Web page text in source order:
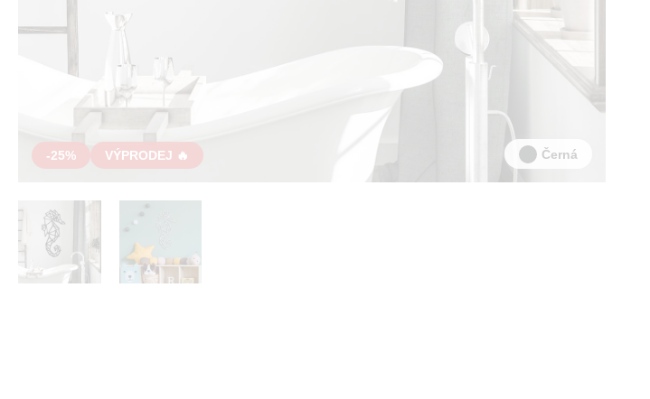
-25% VÝPRODEJ 🔥 Černá